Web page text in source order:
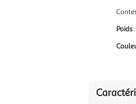
Poids